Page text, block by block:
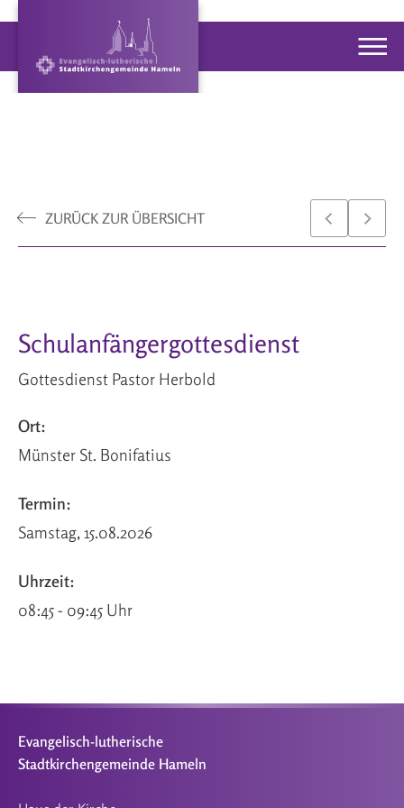
ZURÜCK ZUR ÜBERSICHT
Schulanfängergottesdienst
Gottesdienst Pastor Herbold
Ort:
Münster St. Bonifatius
Termin:
Samstag, 15.08.2026
Uhrzeit:
08:45 - 09:45 Uhr
Evangelisch-lutherische
Stadtkirchengemeinde Hameln